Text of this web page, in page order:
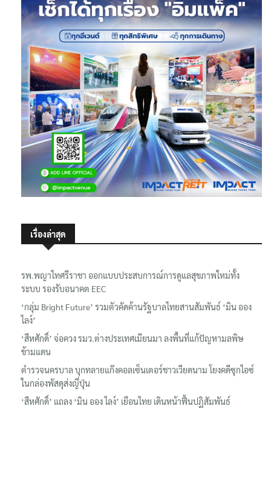
เรื่องล่าสุด
ระบบ รองรับอนาคต EEC
‘กลุ่ม Bright Future’ รวมตัวคัดค้านรัฐบาลไทยสานสัมพันธ์ ‘มิน ออง
ไลง์’
‘สีหศักดิ์’ จ่อควง รมว.ต่างประเทศเมียนมา ลงพื้นที่แก้ปัญหามลพิษ
ข้ามแดน
ตำรวจนครบาล บุกทลายแก๊งคอลเซ็นเตอร์ชาวเวียดนาม โยงคดีซุกไอซ์
ในกล่องพัสดุส่งญี่ปุ่น
‘สีหศักดิ์’ แถลง ‘มิน ออง ไลง์’ เยือนไทย เดินหน้าฟื้นปฏิสัมพันธ์